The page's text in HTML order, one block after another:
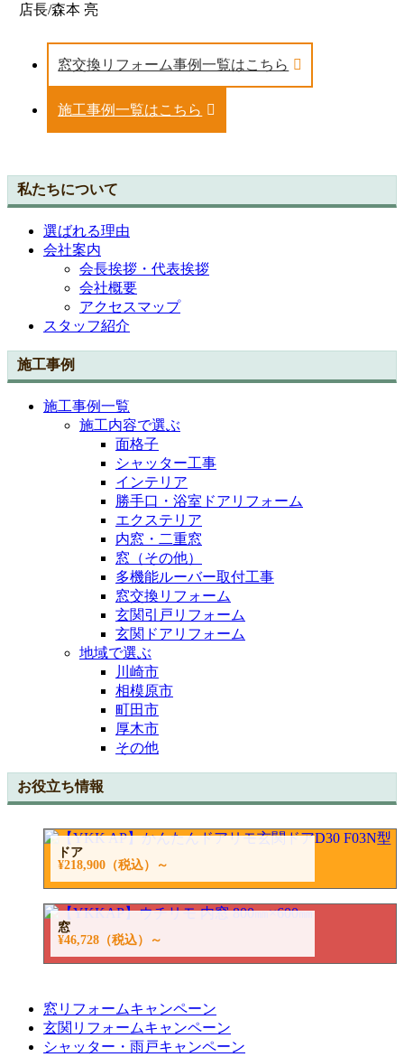
店長/森本 亮
窓交換リフォーム事例一覧はこちら
施工事例一覧はこちら
私たちについて
選ばれる理由
会社案内
会長挨拶・代表挨拶
会社概要
アクセスマップ
スタッフ紹介
施工事例
施工事例一覧
施工内容で選ぶ
面格子
シャッター工事
インテリア
勝手口・浴室ドアリフォーム
エクステリア
内窓・二重窓
窓（その他）
多機能ルーバー取付工事
窓交換リフォーム
玄関引戸リフォーム
玄関ドアリフォーム
地域で選ぶ
川崎市
相模原市
町田市
厚木市
その他
お役立ち情報
ドア
¥218,900（税込）～
窓
¥46,728（税込）～
窓リフォームキャンペーン
玄関リフォームキャンペーン
シャッター・雨戸キャンペーン